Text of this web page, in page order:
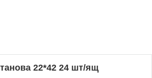
22*42 24 шт/ящ